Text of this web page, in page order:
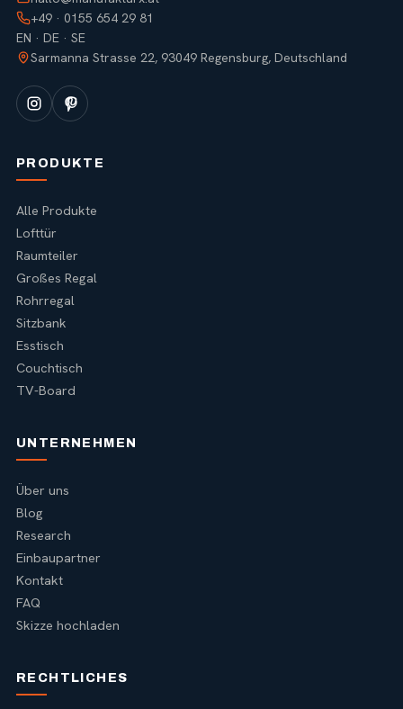
+49 · 0155 654 29 81
EN · DE · SE
Sarmanna Strasse 22, 93049 Regensburg, Deutschland
PRODUKTE
Alle Produkte
Lofttür
Raumteiler
Großes Regal
Rohrregal
Sitzbank
Esstisch
Couchtisch
TV-Board
UNTERNEHMEN
Über uns
Blog
Research
Einbaupartner
Kontakt
FAQ
Skizze hochladen
RECHTLICHES